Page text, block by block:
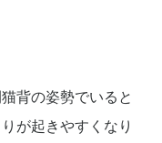
背の姿勢でいると
が起きやすくなり